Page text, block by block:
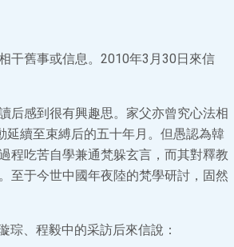
干舊事或信息。2010年3月30日來信
后感到很有興趣思。家父亦曾究心法相
延續至束縛后的五十年月。但愚認為韓
程吃苦自學兼通梵躲玄言，而其對釋教
至于今世中國年夜陸的梵學研討，固然
琮、程毅中的采訪后來信說：